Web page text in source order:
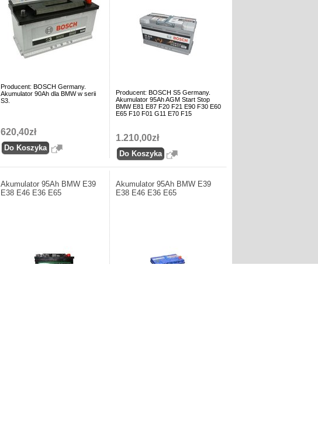
Producent: BOSCH Germany.
Akumulator 90Ah dla BMW w serii
S3.
620,40zł
Producent: BOSCH S5 Germany.
Akumulator 95Ah AGM Start Stop
BMW E81 E87 F20 F21 E90 F30 E60
E65 F10 F01 G11 E70 F15
1.210,00zł
Akumulator 95Ah BMW E39
E38 E46 E36 E65
Akumulator 95Ah BMW E39
E38 E46 E36 E65